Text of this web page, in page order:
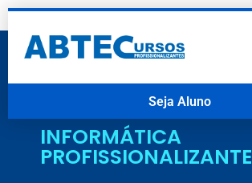
Seja Aluno
INFORMÁTICA
PROFISSIONALIZANTE